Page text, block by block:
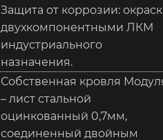
Защита от коррозии:
двухкомпонентными ЛКМ
индустриального
назначения.
Собственная кровля
– лист стальной
оцинкованный 0,7мм,
соединенный двойным